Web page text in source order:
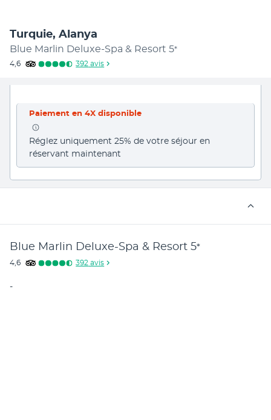
Turquie, Alanya
Blue Marlin Deluxe-Spa & Resort 5*
4,6 392 avis
Paiement en 4X disponible
Réglez uniquement 25% de votre séjour en
réservant maintenant
Blue Marlin Deluxe-Spa & Resort 5*
4,6 392 avis
-